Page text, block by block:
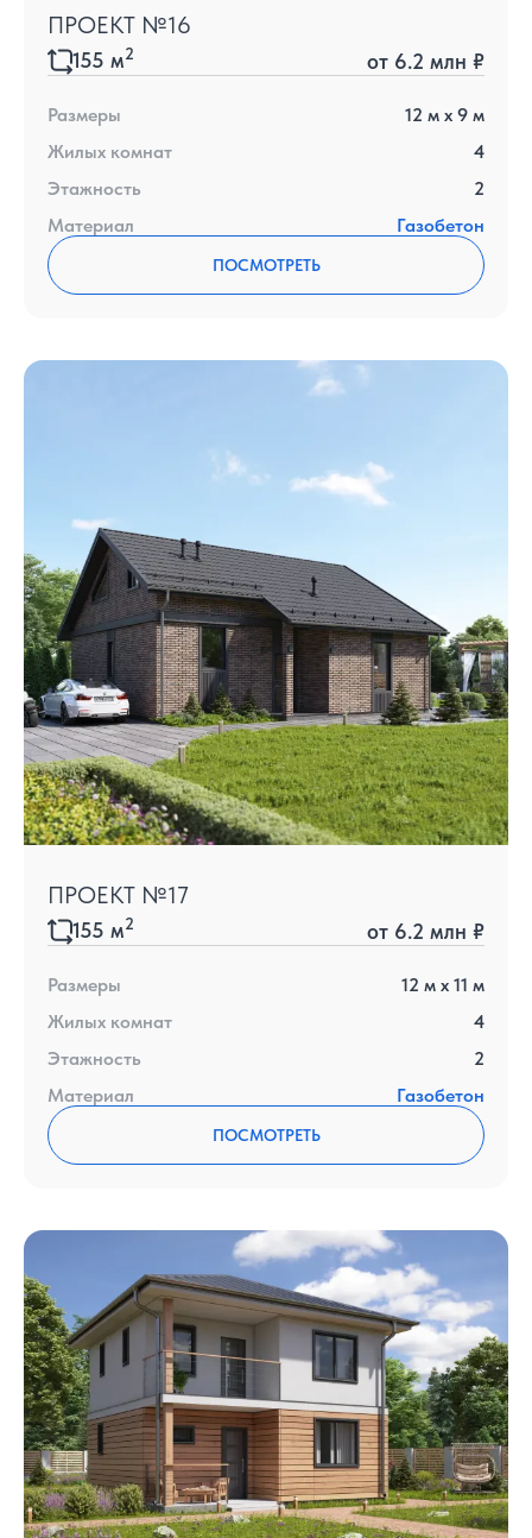
ПРОЕКТ №16
155 м2 от 6.2 млн ₽
Размеры 12 м x 9 м
Жилых комнат
4
Этажность
2
Материал
Газобетон
ПОСМОТРЕТЬ
ПРОЕКТ №17
155 м2 от 6.2 млн ₽
Размеры 12 м x 11 м
Жилых комнат
4
Этажность
2
Материал
Газобетон
ПОСМОТРЕТЬ